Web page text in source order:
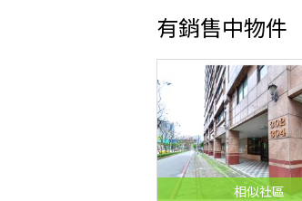
有銷售中物件
相似社區